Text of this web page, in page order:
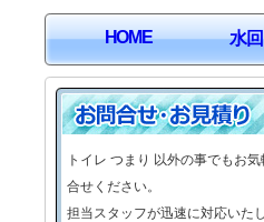
HOME 水
トイレ つまり 以外の事でもお
合せください。
担当スタッフが迅速に対応いたし